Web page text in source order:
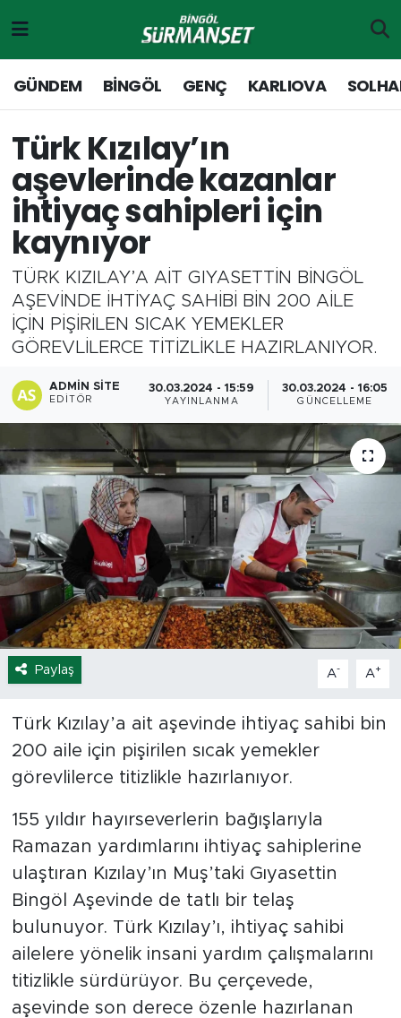
GÜNDEM BİNGÖL GENÇ KARLIOVA
Türk Kızılay’ın
aşevlerinde kazanlar
ihtiyaç sahipleri için
kaynıyor
TÜRK KIZILAY’A AİT GIYASETTİN BİNGÖL
AŞEVİNDE İHTİYAÇ SAHİBİ BİN 200 AİLE
İÇİN PİŞİRİLEN SICAK YEMEKLER
GÖREVLİLERCE TİTİZLİKLE HAZIRLANIYOR.
ADMIN SITE
EDITÖR
30.03.2024 - 15:59
YAYINLANMA
30.03.2024 - 16:05
GÜNCELLEME
Paylaş A- A+
Türk Kızılay’a ait aşevinde ihtiyaç sahibi bin
200 aile için pişirilen sıcak yemekler
görevlilerce titizlikle hazırlanıyor.
155 yıldır hayırseverlerin bağışlarıyla
Ramazan yardımlarını ihtiyaç sahiplerine
ulaştıran Kızılay’ın Muş’taki Gıyasettin
Bingöl Aşevinde de tatlı bir telaş
bulunuyor. Türk Kızılay’ı, ihtiyaç sahibi
ailelere yönelik insani yardım çalışmalarını
titizlikle sürdürüyor. Bu çerçevede,
aşevinde son derece özenle hazırlanan
Genç
Solhan
Karlıova
Adaklı-Kiğı
Yayladere-Yedisu
MD Prestij Dergisi
Siyaset
Yaşam
Sağlık
Eğitim
Ekonomi
Hava Durumu
Bingöl Kaza Haberleri
Merkez Hava Durumu
Merkez Trafik Yoğunluk Haritası
Süper Lig Puan Durumu ve Fikstür
Tüm Manşetler
Son Dakika Haberleri
Haber Arşivi